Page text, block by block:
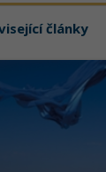
články